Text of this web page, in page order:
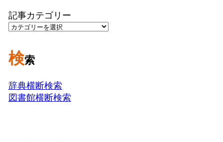
記事カテゴリー
検索
辞典横断検索
図書館横断検索